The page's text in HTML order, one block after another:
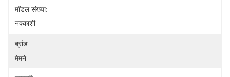
मॉडल संख्या:
नक्काशी
ब्रांड:
मेमने